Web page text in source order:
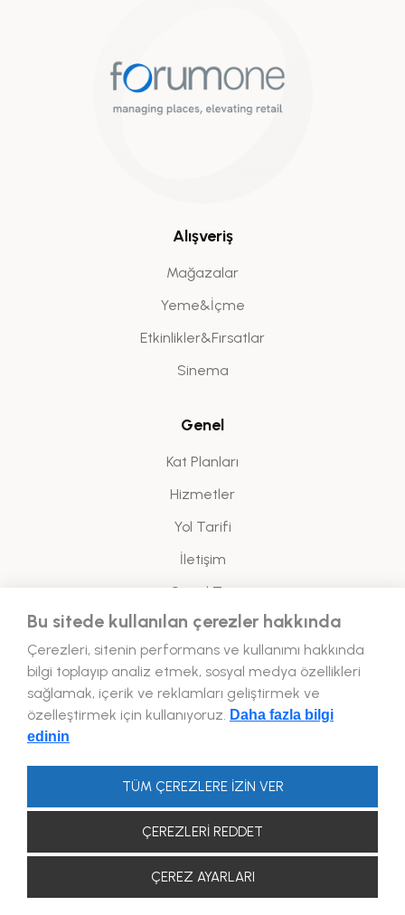
Bu sitede kullanılan çerezler hakkında
Çerezleri, sitenin performans ve kullanımı hakkında
bilgi toplayıp analiz etmek, sosyal medya özellikleri
sağlamak, içerik ve reklamları geliştirmek ve
özelleştirmek için kullanıyoruz. Daha fazla bilgi
edinin
TÜM ÇEREZLERE İZİN VER
ÇEREZLERİ REDDET
ÇEREZ AYARLARI
Alışveriş
Mağazalar
Yeme&İçme
Etkinlikler&Fırsatlar
Sinema
Genel
Kat Planları
Hizmetler
Yol Tarifi
İletişim
Sanal Tur
Yasal
Enerji Politikası